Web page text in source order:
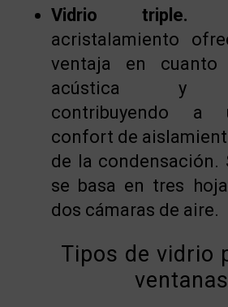
Vidrio triple.
acristalamiento
ventaja en cuanto
acústica y
contribuyendo a
confort de
de la condensación.
se basa en tres
dos cámaras de aire.
Tipos de vidrio
ventanas